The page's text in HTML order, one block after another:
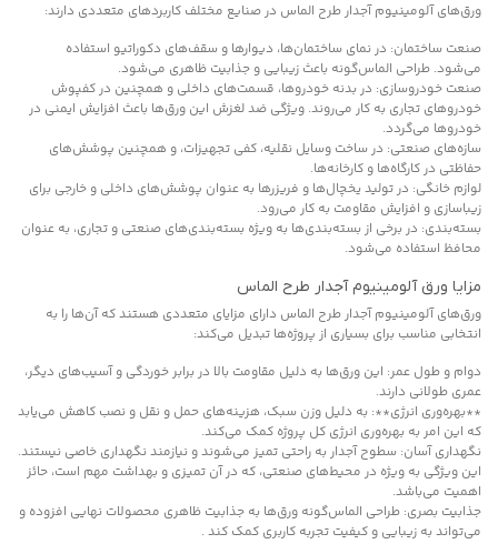
ورق‌های آلومینیوم آجدار طرح الماس در صنایع مختلف کاربردهای متعددی دارند:
صنعت ساختمان: در نمای ساختمان‌ها، دیوارها و سقف‌های دکوراتیو استفاده
می‌شود. طراحی الماس‌گونه باعث زیبایی و جذابیت ظاهری می‌شود.
صنعت خودروسازی: در بدنه خودروها، قسمت‌های داخلی و همچنین در کفپوش
خودروهای تجاری به کار می‌روند. ویژگی ضد لغزش این ورق‌ها باعث افزایش ایمنی در
خودروها می‌گردد.
سازه‌های صنعتی: در ساخت وسایل نقلیه، کفی تجهیزات، و همچنین پوشش‌های
حفاظتی در کارگاه‌ها و کارخانه‌ها.
لوازم خانگی: در تولید یخچال‌ها و فریزرها به عنوان پوشش‌های داخلی و خارجی برای
زیباسازی و افزایش مقاومت به کار می‌رود.
بسته‌بندی: در برخی از بسته‌بندی‌ها به ویژه بسته‌بندی‌های صنعتی و تجاری، به عنوان
محافظ استفاده می‌شود.
مزایا ورق آلومینیوم آجدار طرح الماس
ورق‌های آلومینیوم آجدار طرح الماس دارای مزایای متعددی هستند که آن‌ها را به
انتخابی مناسب برای بسیاری از پروژه‌ها تبدیل می‌کند:
دوام و طول عمر: این ورق‌ها به دلیل مقاومت بالا در برابر خوردگی و آسیب‌های دیگر،
عمری طولانی دارند.
**بهره‌وری انرژی**: به دلیل وزن سبک، هزینه‌های حمل و نقل و نصب کاهش می‌یابد
که این امر به بهره‌وری انرژی کل پروژه کمک می‌کند.
نگهداری آسان: سطوح آجدار به راحتی تمیز می‌شوند و نیازمند نگهداری خاصی نیستند.
این ویژگی به ویژه در محیط‌های صنعتی، که در آن تمیزی و بهداشت مهم است، حائز
اهمیت می‌باشد.
جذابیت بصری: طراحی الماس‌گونه ورق‌ها به جذابیت ظاهری محصولات نهایی افزوده و
می‌تواند به زیبایی و کیفیت تجربه کاربری کمک کند .